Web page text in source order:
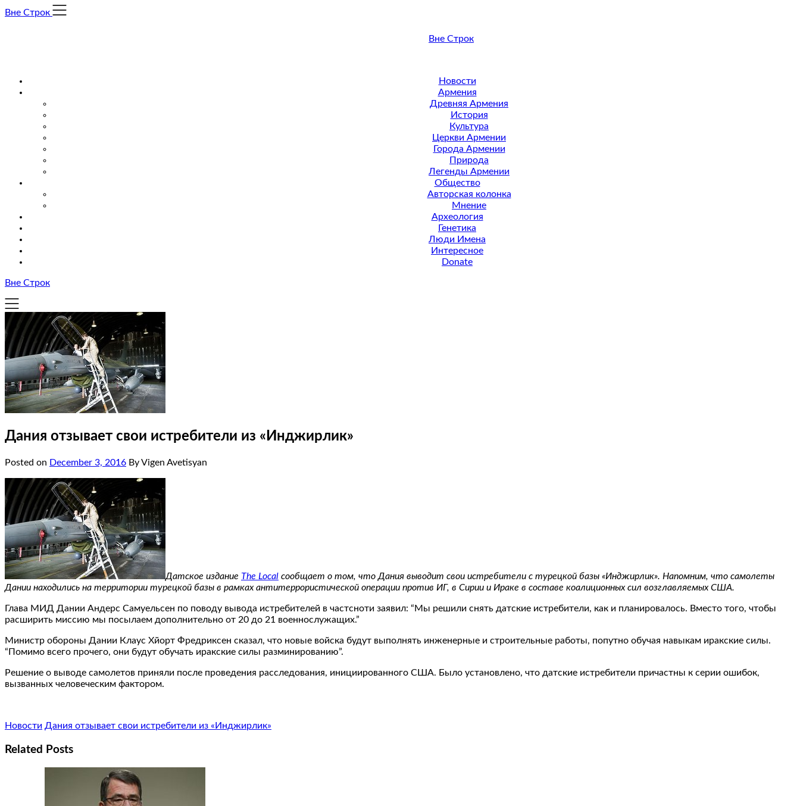
Skip
Вне Строк
Вне Строк
Новости
Армения
Древняя Армения
История
Культура
Церкви Армении
Города Армении
Природа
Легенды Армении
Общество
Авторская колонка
Мнение
Археология
Генетика
Люди Имена
Интересное
Donate
Вне Строк
Дания отзывает свои истребители из «Инджирлик»
Posted on December 3, 2016 By Vigen Avetisyan
Датское издание The Local сообщает о том, что Дания выводит свои истребители с турецкой базы «Инджирлик». Напомним, что самолеты
Дании находились на территории турецкой базы в рамках антитеррористической операции против ИГ, в Сирии и Ираке в составе коалиционных сил возглавляемых США.
Глава МИД Дании Андерс Самуельсен по поводу вывода истребителей в частсноти заявил: “Мы решили снять датские истребители, как и планировалось. Вместо того, чтобы
расширить миссию мы посылаем дополнительно от 20 до 21 военнослужащих.”
Министр обороны Дании Клаус Хйорт Фредриксен сказал, что новые войска будут выполнять инженерные и строительные работы, попутно обучая навыкам иракские силы.
“Помимо всего прочего, они будут обучать иракские силы разминированию”.
Решение о выводе самолетов приняли после проведения расследования, инициированного США. Было установлено, что датские истребители причастны к серии ошибок,
вызванных человеческим фактором.
Новости Дания отзывает свои истребители из «Инджирлик»
Related Posts